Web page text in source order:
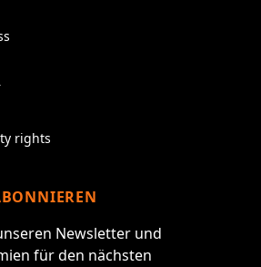
rights
Newsletter und
für den nächsten